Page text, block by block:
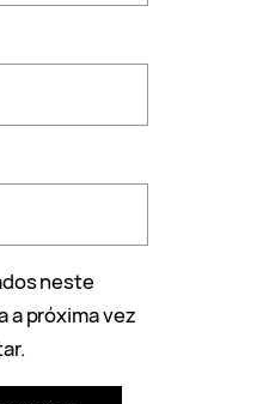
neste
a próxima vez